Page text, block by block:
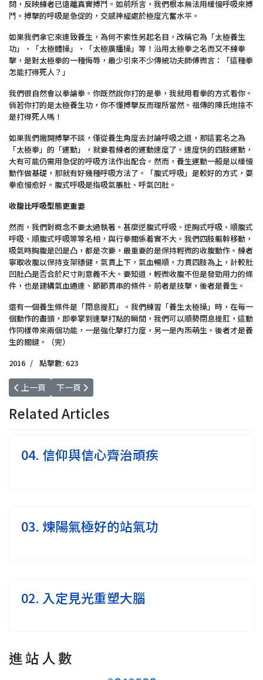
問，反映練者已遠離真實搏鬥。如前所言，我們根本無法用緩慢呼吸來搏
鬥。搏擊的呼吸是急促的，交感神經處於極度亢奮水平。
如果我們拿它來達致養生，為何不索性另起名目，改稱它為「太極養生
功」、「太極體操」、「太極廣播操」等！沿用太極拳之名而又不練拳
擊，是對太極拳的一種侮辱，最少引來不少傳統功夫師傅微言：「這種拳
怎能打得死人？」
我們很自然會以拳論拳。你既然說你打的是拳，我就用看拳的方式看你。
倘若你打的是太極養生功，你不懂搏擊反而理所當然。祖傳的陳氏炮捶不
是打得死人嗎！
如果我們撇開搏擊不談，僅從養生角度去討論呼吸之道，那這套名之為
「太極拳」的「運動」，就要看練者的運動速度了。速度快的四肢運動，
大有可能仍需用急促的呼吸方法作出配合。然而，養生運動一般是以緩慢
動作做基礎，那就有好幾種呼吸方法了。「腹式呼吸」是較好的方式，耍
拳愈慢愈好。腹式呼吸是指吸氣脹肚、呼氣凹肚。
收腹比呼吸型態更重要
然而，我們對概念不要太過執著。甚麼逆腹式呼吸、逆胸式呼吸、順腹式
呼吸、順腹式呼吸等等名相，與行拳關係着實不大。我們四肢軀幹移動，
吸氣時胸腹是凹是凸，都是次要，最重要的是保持輕微的收腹動作。練者
寧取收腹以保持支架穩健，氣貫上下，氣血暢順，力貫四肢為上，計較肚
凹肚凸是否合於尺寸則意義不大。要知道，輕微收腹不但是發勁用力的條
件，也是建構氣血通達、節節貫串的條件。前者是技擊，後者是養生。
還有一個養生條件是「閉息提肛」。我們練習「養生太極操」時，在每一
個動作的盡頭，即拳掌到達擊打點的瞬間，我們可以順勢閉息提肛，這動
作同樣帶來兩個功能，一是強化擊打力度，另一是內炁萌生。後者才是養
生的關鍵。（完）
2016
點擊數: 623
上一篇文章: 12. 讓雜念模糊
上一頁 下一篇文章: 10. 出拳三種力
下一頁
Related Articles
04. 信仰與信心齊治頑疾
03. 煉陽氣極好的站氣功
02. 入定見光重塑大腦
進 站 人 數